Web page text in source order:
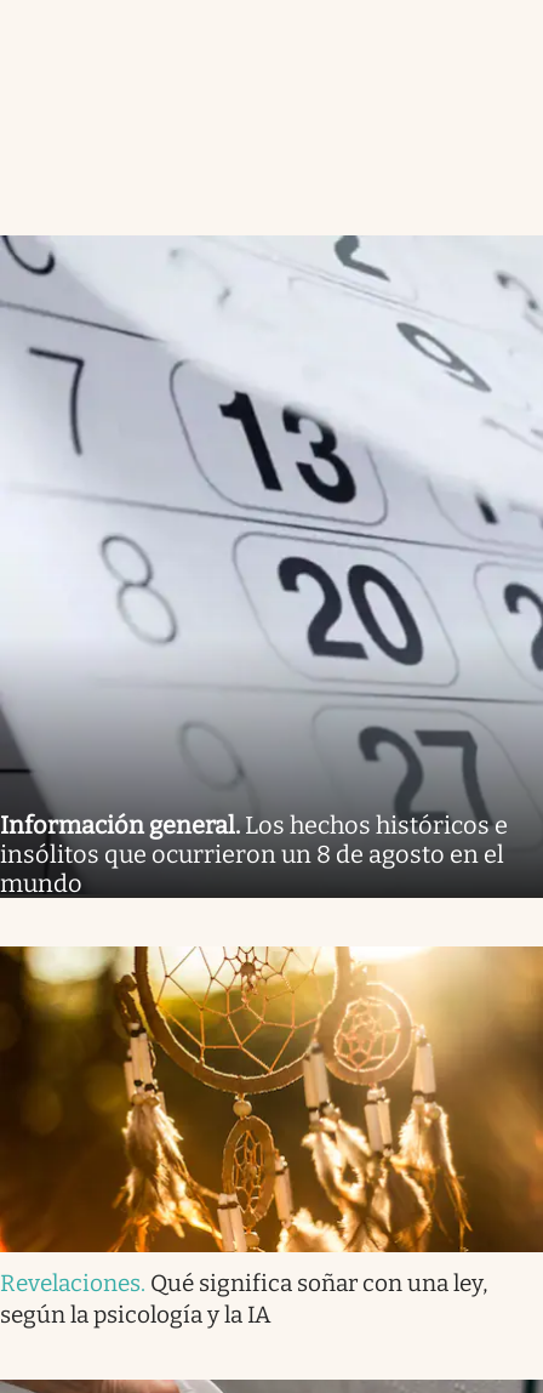
Información general.Los hechos históricos e
insólitos que ocurrieron un 8 de agosto en el
mundo
Revelaciones. Qué significa soñar con una ley,
según la psicología y la IA